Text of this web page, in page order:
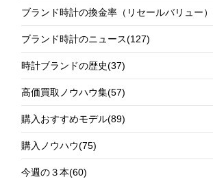
ブランド時計の換金率（リセールバリュー）
ブランド時計のニュース(127)
時計ブランドの歴史(37)
高価買取ノウハウ集(57)
購入おすすめモデル(89)
購入ノウハウ(75)
今週の３本(60)